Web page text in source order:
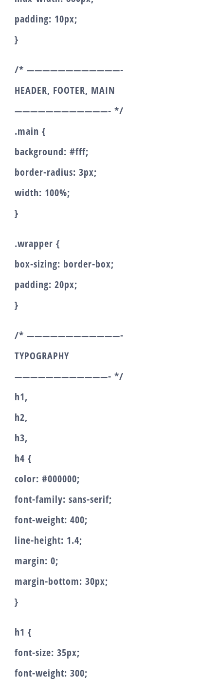
padding: 10px;
}
/* ————————————-
HEADER, FOOTER, MAIN
————————————- */
.main {
background: #fff;
border-radius: 3px;
width: 100%;
}
.wrapper {
box-sizing: border-box;
padding: 20px;
}
/* ————————————-
TYPOGRAPHY
————————————- */
h1,
h2,
h3,
h4 {
color: #000000;
font-family: sans-serif;
font-weight: 400;
line-height: 1.4;
margin: 0;
margin-bottom: 30px;
}
h1 {
font-size: 35px;
font-weight: 300;